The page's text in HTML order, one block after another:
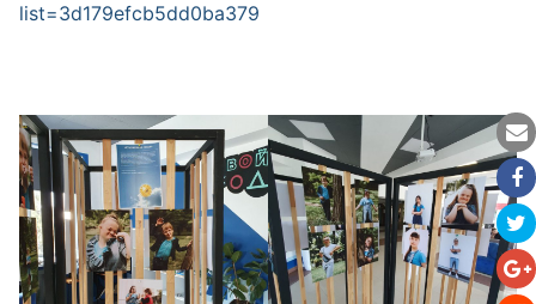
list=3d179efcb5dd0ba379